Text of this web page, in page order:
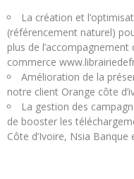
La création et
(référencement naturel)
plus de
commerce
Amélioration de la
notre client Orange côte
La gestion des
de booster les
Côte d’Ivoire, Nsia Banque